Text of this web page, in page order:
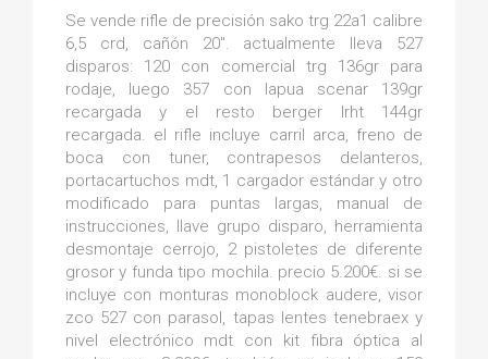
Se vende rifle de precisión sako trg 22a1 calibre
6,5 crd, cañón 20". actualmente lleva 527
disparos: 120 con comercial trg 136gr para
rodaje, luego 357 con lapua scenar 139gr
recargada y el resto berger lrht 144gr
recargada. el rifle incluye carril arca, freno de
boca con tuner, contrapesos delanteros,
portacartuchos mdt, 1 cargador estándar y otro
modificado para puntas largas, manual de
instrucciones, llave grupo disparo, herramienta
desmontaje cerrojo, 2 pistoletes de diferente
grosor y funda tipo mochila. precio 5.200€. si se
incluye con monturas monoblock audere, visor
zco 527 con parasol, tapas lentes tenebraex y
nivel electrónico mdt con kit fibra óptica al